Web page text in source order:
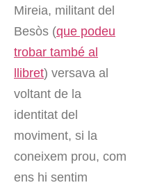
Mireia, militant del
Besòs (que podeu
trobar també al
llibret) versava al
voltant de la
identitat del
moviment, si la
coneixem prou, com
ens hi sentim